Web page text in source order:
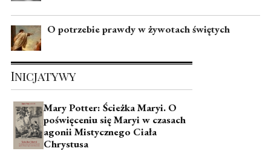
O potrzebie prawdy w żywotach świętych
Inicjatywy
Mary Potter: Ścieżka Maryi. O
poświęceniu się Maryi w czasach
agonii Mistycznego Ciała
Chrystusa